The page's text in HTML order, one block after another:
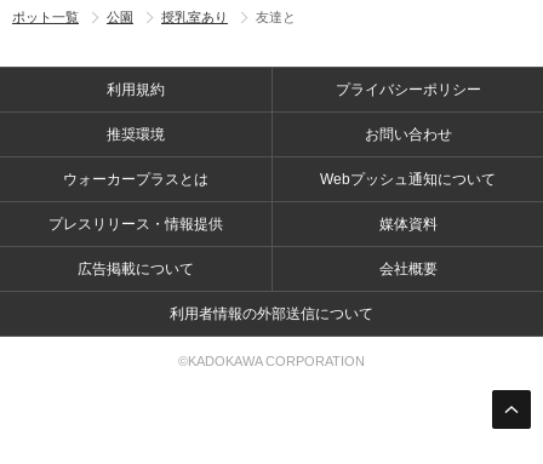
ポット一覧
公園 授乳室あり 友達と
利用規約 プライバシーポリシー
推奨環境 お問い合わせ
ウォーカープラスとは Webプッシュ通知について
プレスリリース・情報提供 媒体資料
広告掲載について 会社概要
利用者情報の外部送信について
©KADOKAWA CORPORATION